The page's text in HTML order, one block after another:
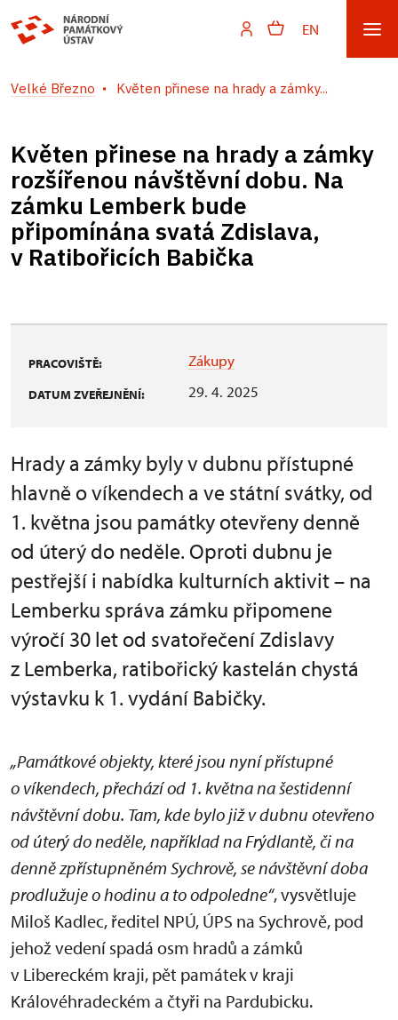
EN
Velké Březno Květen přinese na hrady a zámky...
Květen přinese na hrady a zámky
rozšířenou návštěvní dobu. Na
zámku Lemberk bude
připomínána svatá Zdislava,
v Ratibořicích Babička
PRACOVIŠTĚ: Zákupy
DATUM ZVEŘEJNĚNÍ: 29. 4. 2025
Hrady a zámky byly v dubnu přístupné
hlavně o víkendech a ve státní svátky, od
1. května jsou památky otevřeny denně
od úterý do neděle. Oproti dubnu je
pestřejší i nabídka kulturních aktivit – na
Lemberku správa zámku připomene
výročí 30 let od svatořečení Zdislavy
z Lemberka, ratibořický kastelán chystá
výstavku k 1. vydání Babičky.
„Památkové objekty, které jsou nyní přístupné
o víkendech, přechází od 1. května na šestidenní
návštěvní dobu. Tam, kde bylo již v dubnu otevřeno
od úterý do neděle, například na Frýdlantě, či na
denně zpřístupněném Sychrově, se návštěvní doba
prodlužuje o hodinu a to odpoledne“, vysvětluje
Miloš Kadlec, ředitel NPÚ, ÚPS na Sychrově, pod
jehož vedení spadá osm hradů a zámků
v Libereckém kraji, pět památek v kraji
Královéhradeckém a čtyři na Pardubicku.